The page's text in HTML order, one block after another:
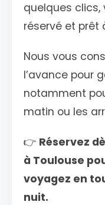
quelques
réservé et prêt
Nous vous
l’avance pour
notamment
matin ou les
👉 Réservez
à Toulouse
voyagez en
nuit.